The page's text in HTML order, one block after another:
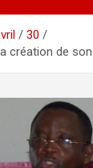
30
création de